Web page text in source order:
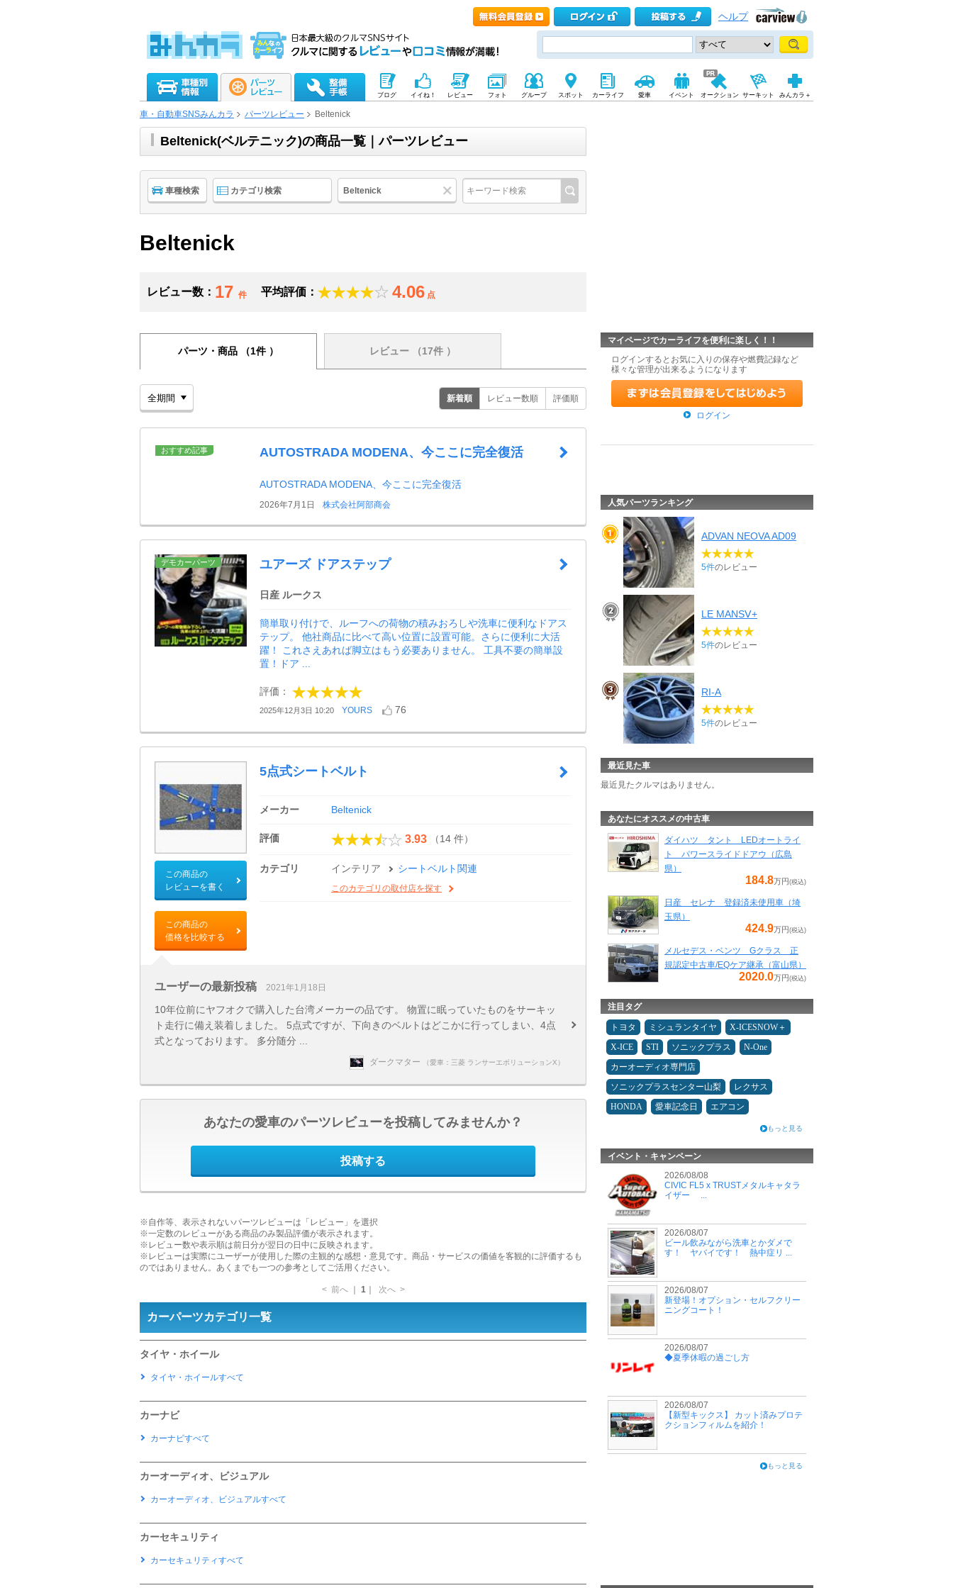
ヘルプ
ブログ イイね！ レビュー フォト グループ スポット カーライフ 愛車 イベント オークション サーキット みんカラ＋
車・自動車SNSみんカラ パーツレビュー Beltenick
Beltenick(ベルテニック)の商品一覧｜パーツレビュー
車種検索 カテゴリ検索 Beltenick
Beltenick
レビュー数： 17 件 平均評価： 4.06 点
パーツ・商品 （1件 ） レビュー （17件 ）
新着順 レビュー数順 評価順
おすすめ記事 AUTOSTRADA MODENA、今ここに完全復活
AUTOSTRADA MODENA、今ここに完全復活
2026年7月1日 株式会社阿部商会
デモカーパーツ ユアーズ ドアステップ
日産 ルークス
簡単取り付けで、ルーフへの荷物の積みおろしや洗車に便利なドアス
テップ。 他社商品に比べて高い位置に設置可能。さらに便利に大活
躍！ これさえあれば脚立はもう必要ありません。 工具不要の簡単設
置！ドア ...
評価：
2025年12月3日 10:20 YOURS 76
この商品の
レビューを書く
この商品の
価格を比較する
5点式シートベルト
メーカー Beltenick
評価 3.93 （14 件）
カテゴリ インテリア シートベルト関連
このカテゴリの取付店を探す
ユーザーの最新投稿 2021年1月18日
10年位前にヤフオクで購入した台湾メーカーの品です。 物置に眠っていたものをサーキッ
ト走行に備え装着しました。 5点式ですが、下向きのベルトはどこかに行ってしまい、4点
式となっております。 多分随分 ...
ダークマター （愛車：三菱 ランサーエボリューションX）
あなたの愛車のパーツレビューを投稿してみませんか？
投稿する
※自作等、表示されないパーツレビューは「レビュー」を選択
※一定数のレビューがある商品のみ製品評価が表示されます。
※レビュー数や表示順は前日分が翌日の日中に反映されます。
※レビューは実際にユーザーが使用した際の主観的な感想・意見です。商品・サービスの価値を客観的に評価するも
のではありません。あくまでも一つの参考としてご活用ください。
< 前へ 1｜ 次へ >
カーパーツカテゴリ一覧
タイヤ・ホイール
タイヤ・ホイールすべて
カーナビ
カーナビすべて
カーオーディオ、ビジュアル
カーオーディオ、ビジュアルすべて
カーセキュリティ
カーセキュリティすべて
マイページでカーライフを便利に楽しく！！
ログインするとお気に入りの保存や燃費記録など
様々な管理が出来るようになります
ログイン
人気パーツランキング
ADVAN NEOVA AD09
5件のレビュー
LE MANSⅤ+
5件のレビュー
RI-A
5件のレビュー
最近見た車
最近見たクルマはありません。
あなたにオススメの中古車
ダイハツ タント LEDオートライ
ト パワースライドドアウ（広島
県）
184.8万円(税込)
日産 セレナ 登録済未使用車（埼
玉県）
424.9万円(税込)
メルセデス・ベンツ Gクラス 正
規認定中古車/EQケア継承（富山県）
2020.0万円(税込)
注目タグ
トヨタ ミシュランタイヤ
X-ICESNOW＋
X-ICE
STI ソニックプラス
N-One
カーオーディオ専門店
ソニックプラスセンター山梨
レクサス
HONDA
愛車記念日 エアコン
もっと見る
イベント・キャンペーン
2026/08/08
CIVIC FL5 x TRUSTメタルキャタラ
イザー ...
2026/08/07
ビール飲みながら洗車とかダメで
す！ ヤバイです！ 熱中症リ ...
2026/08/07
新登場！オプション・セルフクリー
ニングコート！
2026/08/07
◆夏季休暇の過ごし方
2026/08/07
【新型キックス】 カット済みプロテ
クションフィルムを紹介！
もっと見る